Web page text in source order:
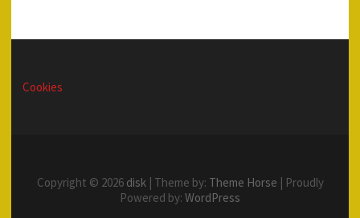
Cookies
Copyright © 2026 disk| Theme by: Theme Horse | Proudly
Powered by: WordPress